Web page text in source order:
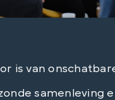
is van
samenleving